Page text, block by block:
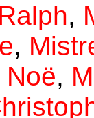
,
,
Noë,